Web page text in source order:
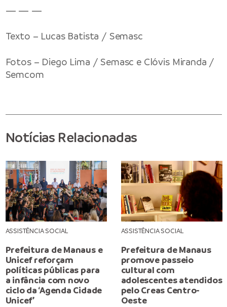
— — —
Texto – Lucas Batista / Semasc
Fotos – Diego Lima / Semasc e Clóvis Miranda /
Semcom
Notícias Relacionadas
ASSISTÊNCIA SOCIAL
Prefeitura de Manaus e
Unicef reforçam
políticas públicas para
a infância com novo
ciclo da ‘Agenda Cidade
Unicef’
ASSISTÊNCIA SOCIAL
Prefeitura de Manaus
promove passeio
cultural com
adolescentes atendidos
pelo Creas Centro-
Oeste